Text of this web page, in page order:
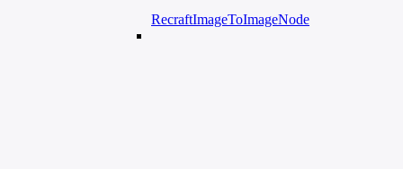
RecraftImageToImageNode